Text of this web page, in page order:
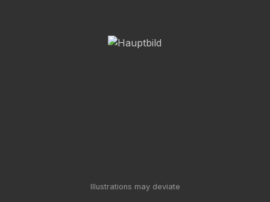
Preskoči galeriju slika